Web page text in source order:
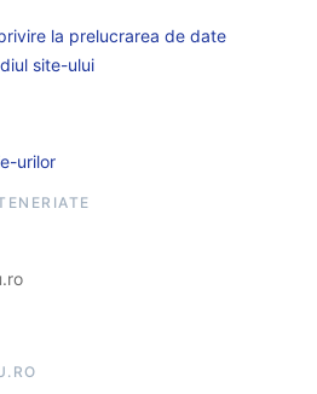
la prelucrarea de date
site-ului
urilor